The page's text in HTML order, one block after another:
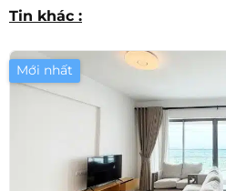
Tin khác :
Mới nhất